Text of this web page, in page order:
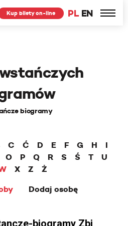
PL EN
Kup bilety on-line
biogramy
C Ć D E F G H
I
O P Q R S Ś T
U
X Z
Ż
Dodaj osobę